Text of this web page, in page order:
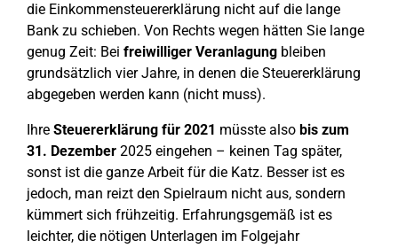
die Einkommensteuererklärung nicht auf die lange
Bank zu schieben. Von Rechts wegen hätten Sie lange
genug Zeit: Bei freiwilliger Veranlagung bleiben
grundsätzlich vier Jahre, in denen die Steuererklärung
abgegeben werden kann (nicht muss).
Ihre Steuererklärung für 2021 müsste also bis zum
31. Dezember 2025 eingehen – keinen Tag später,
sonst ist die ganze Arbeit für die Katz. Besser ist es
jedoch, man reizt den Spielraum nicht aus, sondern
kümmert sich frühzeitig. Erfahrungsgemäß ist es
leichter, die nötigen Unterlagen im Folgejahr